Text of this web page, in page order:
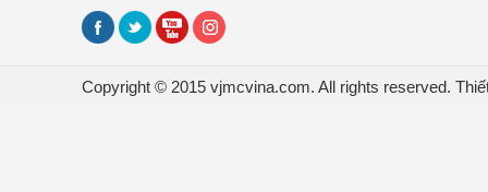
Copyright © 2015 vjmcvina.com. All rights reserved.